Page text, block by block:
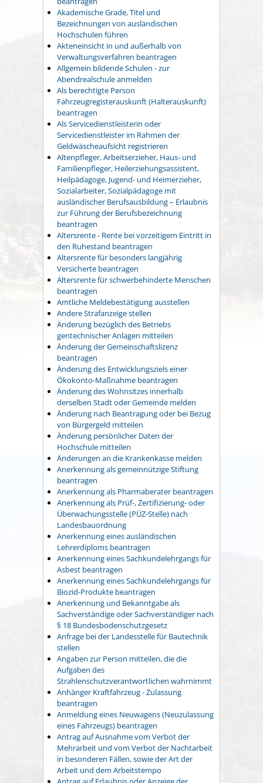
Akademische Grade, Titel und
Bezeichnungen von ausländischen
Hochschulen führen
Akteneinsicht in und außerhalb von
Verwaltungsverfahren beantragen
Allgemein bildende Schulen - zur
Abendrealschule anmelden
Als berechtigte Person
Fahrzeugregisterauskunft (Halterauskunft)
beantragen
Als Servicedienstleisterin oder
Servicedienstleister im Rahmen der
Geldwäscheaufsicht registrieren
Altenpfleger, Arbeitserzieher, Haus- und
Familienpfleger, Heilerziehungsassistent,
Heilpädagoge, Jugend- und Heimerzieher,
Sozialarbeiter, Sozialpädagoge mit
ausländischer Berufsausbildung – Erlaubnis
zur Führung der Berufsbezeichnung
beantragen
Altersrente - Rente bei vorzeitigem Eintritt in
den Ruhestand beantragen
Altersrente für besonders langjährig
Versicherte beantragen
Altersrente für schwerbehinderte Menschen
beantragen
Amtliche Meldebestätigung ausstellen
Andere Strafanzeige stellen
Änderung bezüglich des Betriebs
gentechnischer Anlagen mitteilen
Änderung der Gemeinschaftslizenz
beantragen
Änderung des Entwicklungsziels einer
Ökokonto-Maßnahme beantragen
Änderung des Wohnsitzes innerhalb
derselben Stadt oder Gemeinde melden
Änderung nach Beantragung oder bei Bezug
von Bürgergeld mitteilen
Änderung persönlicher Daten der
Hochschule mitteilen
Änderungen an die Krankenkasse melden
Anerkennung als gemeinnützige Stiftung
beantragen
Anerkennung als Pharmaberater beantragen
Anerkennung als Prüf-, Zertifizierung- oder
Überwachungsstelle (PÜZ-Stelle) nach
Landesbauordnung
Anerkennung eines ausländischen
Lehrerdiploms beantragen
Anerkennung eines Sachkundelehrgangs für
Asbest beantragen
Anerkennung eines Sachkundelehrgangs für
Biozid-Produkte beantragen
Anerkennung und Bekanntgabe als
Sachverständige oder Sachverständiger nach
§ 18 Bundesbodenschutzgesetz
Anfrage bei der Landesstelle für Bautechnik
stellen
Angaben zur Person mitteilen, die die
Aufgaben des
Strahlenschutzverantwortlichen wahrnimmt
Anhänger Kraftfahrzeug - Zulassung
beantragen
Anmeldung eines Neuwagens (Neuzulassung
eines Fahrzeugs) beantragen
Antrag auf Ausnahme vom Verbot der
Mehrarbeit und vom Verbot der Nachtarbeit
in besonderen Fällen, sowie der Art der
Arbeit und dem Arbeitstempo